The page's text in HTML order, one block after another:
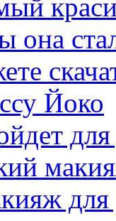
Йоко